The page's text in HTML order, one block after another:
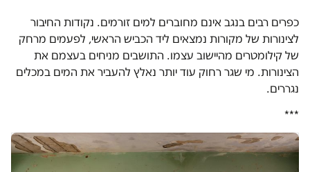
כפרים רבים בנגב אינם מחוברים למים זורמים. נקודות החיבור
לצינורות של מקורות נמצאים ליד הכביש הראשי, לפעמים מרחק
של קילומטרים מהיישוב עצמו. התושבים מניחים בעצמם את
הצינורות. מי שגר רחוק עוד יותר נאלץ להעביר את המים במכלים
נגררים.
***